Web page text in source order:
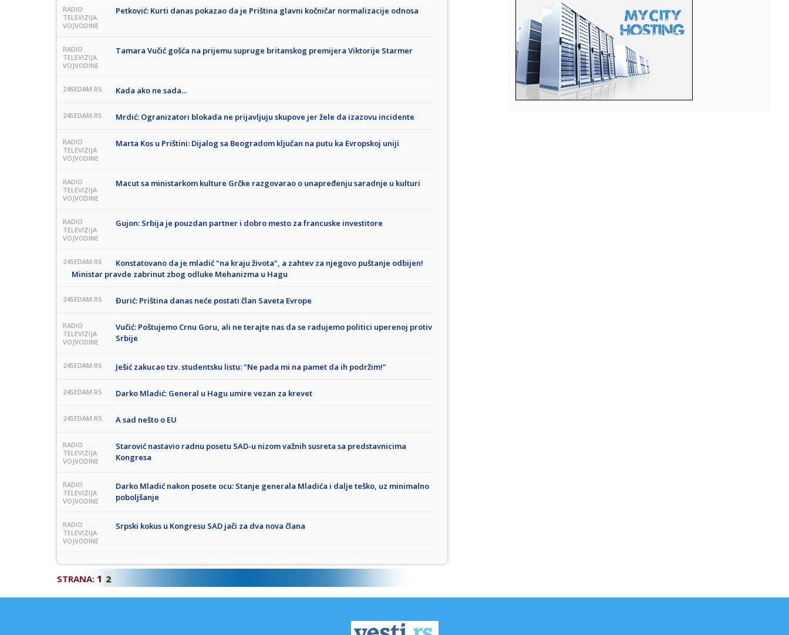
RADIO
TELEVIZIJA
VOJVODINE
Petković: Kurti danas pokazao da je Priština glavni kočničar normalizacije odnosa
RADIO
TELEVIZIJA
VOJVODINE
Tamara Vučić gošća na prijemu supruge britanskog premijera Viktorije Starmer
24SEDAM.RS Kada ako ne sada...
24SEDAM.RS Mrdić: Ogranizatori blokada ne prijavljuju skupove jer žele da izazovu incidente
RADIO
TELEVIZIJA
VOJVODINE
Marta Kos u Prištini: Dijalog sa Beogradom ključan na putu ka Evropskoj uniji
RADIO
TELEVIZIJA
VOJVODINE
Macut sa ministarkom kulture Grčke razgovarao o unapređenju saradnje u kulturi
RADIO
TELEVIZIJA
VOJVODINE
Gujon: Srbija je pouzdan partner i dobro mesto za francuske investitore
24SEDAM.RS
Konstatovano da je mladić "na kraju života", a zahtev za njegovo puštanje odbijen!
Ministar pravde zabrinut zbog odluke Mehanizma u Hagu
24SEDAM.RS Đurić: Priština danas neće postati član Saveta Evrope
RADIO
TELEVIZIJA
VOJVODINE
Vučić: Poštujemo Crnu Goru, ali ne terajte nas da se radujemo politici uperenoj protiv
Srbije
24SEDAM.RS Ješić zakucao tzv. studentsku listu: "Ne pada mi na pamet da ih podržim!"
24SEDAM.RS Darko Mladić: General u Hagu umire vezan za krevet
24SEDAM.RS A sad nešto o EU
RADIO
TELEVIZIJA
VOJVODINE
Starović nastavio radnu posetu SAD-u nizom važnih susreta sa predstavnicima
Kongresa
RADIO
TELEVIZIJA
VOJVODINE
Darko Mladić nakon posete ocu: Stanje generala Mladića i dalje teško, uz minimalno
poboljšanje
RADIO
TELEVIZIJA
VOJVODINE
Srpski kokus u Kongresu SAD jači za dva nova člana
STRANA: 1 2
23:28:LEKOVIĆ U 95. MINUTU DONEO ČUDO: Dva gola za
opstanak i noć za...
23:26:Legendarni Mercedes 190 Evo 2 je ponovo živ
23:15:Istraga protiv smenjenog šefa beogradske policije u
slučaju ubi...